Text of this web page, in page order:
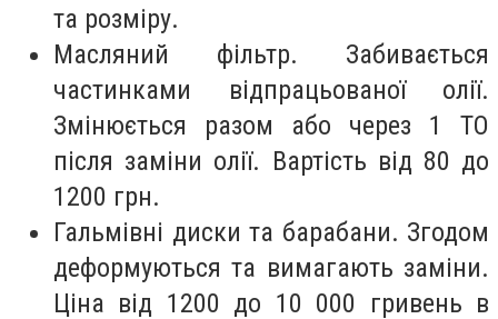
та розміру.
Масляний фільтр. Забивається
частинками відпрацьованої олії.
Змінюється разом або через 1 ТО
після заміни олії. Вартість від 80 до
1200 грн.
Гальмівні диски та барабани. Згодом
деформуються та вимагають заміни.
Ціна від 1200 до 10 000 гривень в